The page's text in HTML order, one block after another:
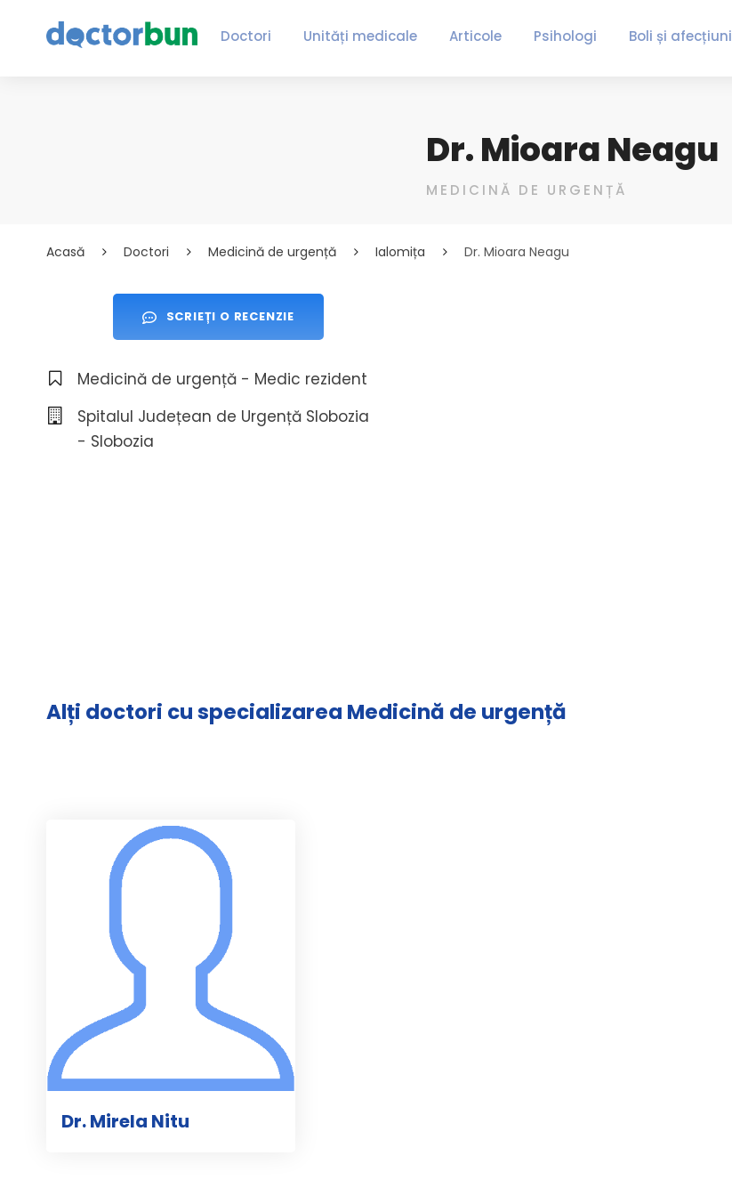
Doctori Unități medicale Articole Psihologi Boli și afecțiuni
Dr. Mioara Neagu
MEDICINĂ DE URGENȚĂ
Acasă Doctori Medicină de urgență Ialomița Dr. Mioara Neagu
SCRIEȚI O RECENZIE
Medicină de urgență - Medic rezident
Spitalul Județean de Urgență Slobozia
- Slobozia
Alți doctori cu specializarea Medicină de urgență
Dr. Mirela Nitu